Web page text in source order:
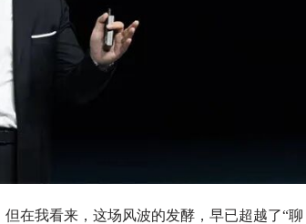
在我看来，这场风波的发酵，早已超越了“聊